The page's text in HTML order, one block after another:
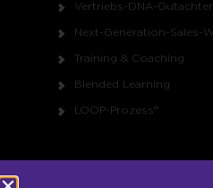
Vertriebs-DNA-
Next-Generation-Sales-
Training & Coaching
Blended Learning
LOOP-Prozess®